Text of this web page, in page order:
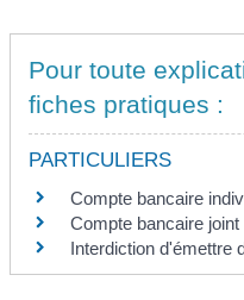
Pour toute
fiches pratiques :
PARTICULIERS
Compte bancaire
Compte bancaire joint
Interdiction d'émettre